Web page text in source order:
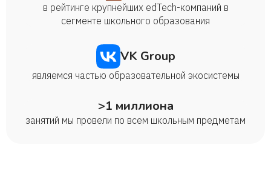
в рейтинге крупнейших edTech-компаний в
сегменте школьного образования
VK Group
являемся частью образовательной экосистемы
>1 миллиона
занятий мы провели по всем школьным предметам